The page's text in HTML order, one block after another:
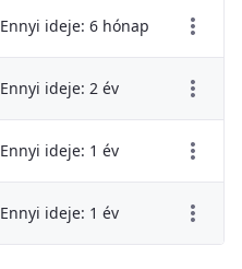
Ennyi ideje: 6 hónap
Ennyi ideje: 2 év
Ennyi ideje: 1 év
Ennyi ideje: 1 év